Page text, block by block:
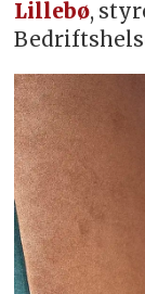
Lillebø,